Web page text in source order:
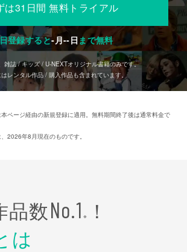
は31日間 無料トライアル
登録すると-月--日まで無料
雑誌 / キッズ / U-NEXTオリジナル書籍のみです。
レンタル作品 / 購入作品も含まれています。
ページ経由の新規登録に適用。無料期間終了後は通常料金で
2026年8月現在のものです。
品数No.1 ※ ！
は